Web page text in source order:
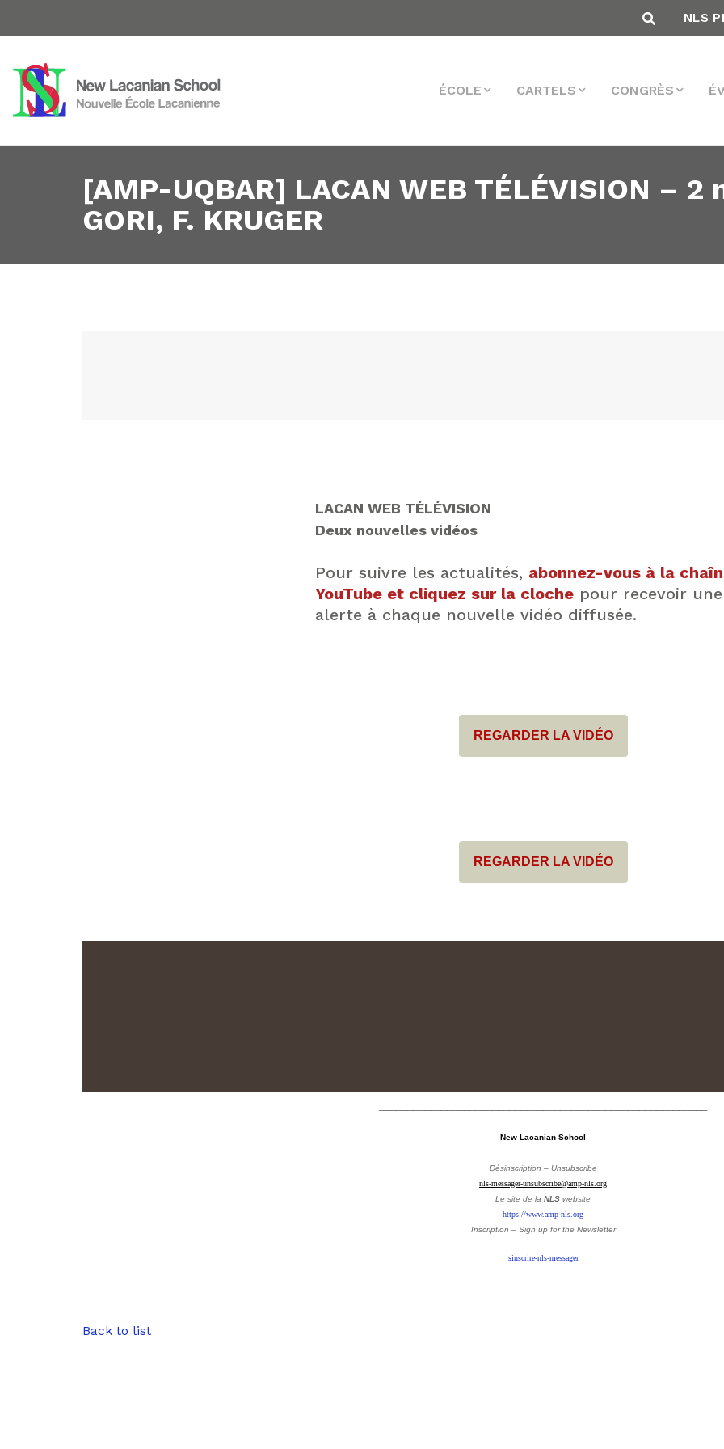
NLS
ÉCOLE CARTELS CONGRÈS
[AMP-UQBAR] LACAN WEB TÉLÉVISION –
GORI, F. KRUGER
LACAN WEB TÉLÉVISION
Deux nouvelles vidéos
Pour suivre les actualités, abonnez-vous à la
YouTube et cliquez sur la cloche pour recevoir une
alerte à chaque nouvelle vidéo diffusée.
REGARDER LA VIDÉO
REGARDER LA VIDÉO
New Lacanian School
Désinscription – Unsubscribe
nls-messager-unsubscribe@amp-nls.org
Le site de la NLS website
https://www.amp-nls.org
Inscription – Sign up for the Newsletter
sinscrire-nls-messager
Back to list